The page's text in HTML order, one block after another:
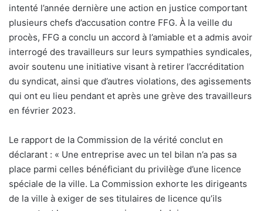
intenté l’année dernière une action en justice comportant
plusieurs chefs d’accusation contre FFG. À la veille du
procès, FFG a conclu un accord à l’amiable et a admis avoir
interrogé des travailleurs sur leurs sympathies syndicales,
avoir soutenu une initiative visant à retirer l’accréditation
du syndicat, ainsi que d’autres violations, des agissements
qui ont eu lieu pendant et après une grève des travailleurs
en février 2023.
Le rapport de la Commission de la vérité conclut en
déclarant : « Une entreprise avec un tel bilan n’a pas sa
place parmi celles bénéficiant du privilège d’une licence
spéciale de la ville. La Commission exhorte les dirigeants
de la ville à exiger de ses titulaires de licence qu’ils